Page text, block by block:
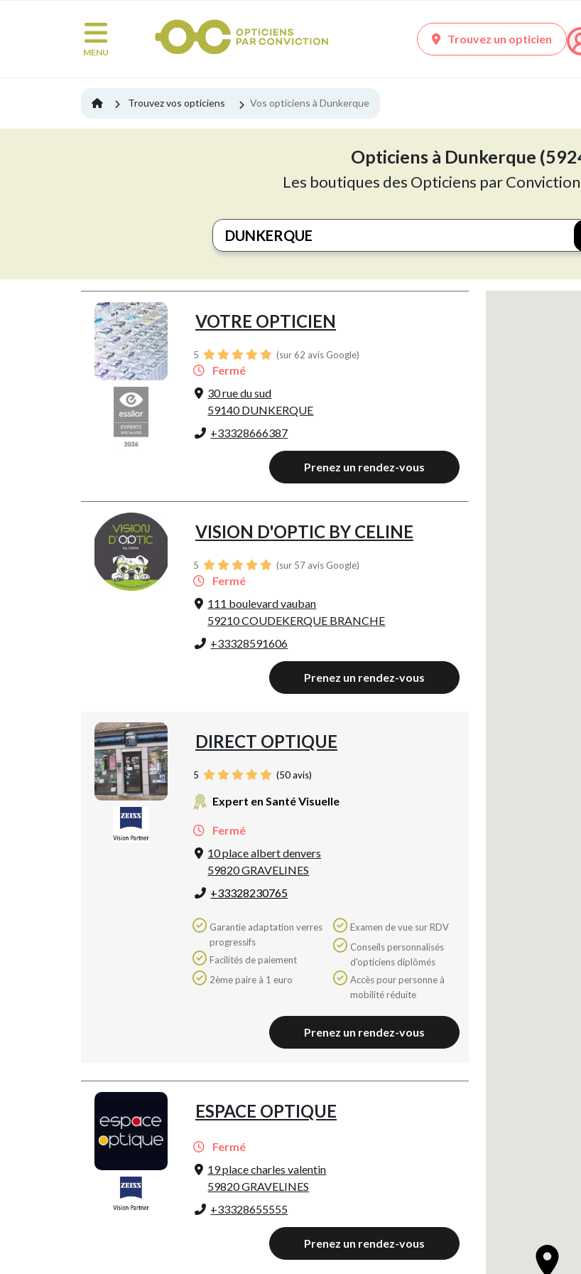
MENU
Trouvez un opticien
Trouvez vos opticiens Vos opticiens à Dunkerque
Opticiens à Dunkerque
Les boutiques des Opticiens par
VOTRE OPTICIEN
5 (sur 62 avis Google)
Fermé
30 rue du sud
59140 DUNKERQUE
+33328666387
Prenez un rendez-vous
VISION D'OPTIC BY CELINE
5 (sur 57 avis Google)
Fermé
111 boulevard vauban
59210 COUDEKERQUE BRANCHE
+33328591606
Prenez un rendez-vous
DIRECT OPTIQUE
5 (50avis)
Expert en Santé Visuelle
Fermé
10 place albert denvers
59820 GRAVELINES
+33328230765
progressifs
Facilités de paiement
2ème paire à 1 euro
Examen de vue sur RDV
d'opticiens diplômés
mobilité réduite
Prenez un rendez-vous
ESPACE OPTIQUE
Fermé
19 place charles valentin
59820 GRAVELINES
+33328655555
Prenez un rendez-vous